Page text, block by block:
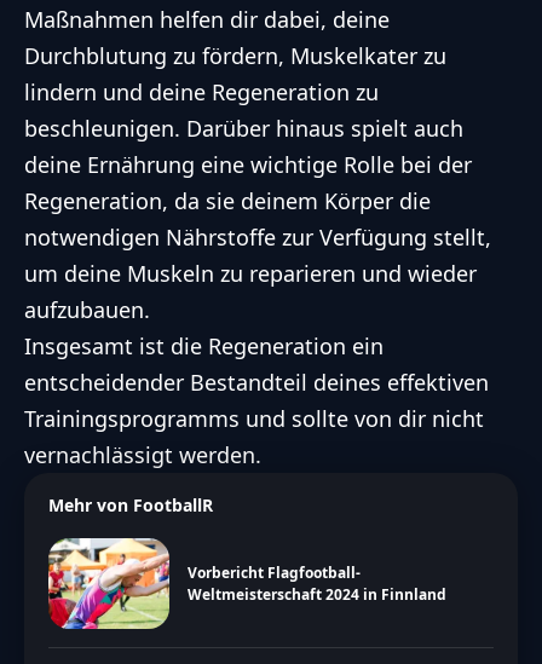
Maßnahmen helfen dir dabei, deine
Durchblutung zu fördern, Muskelkater zu
lindern und deine Regeneration zu
beschleunigen. Darüber hinaus spielt auch
deine Ernährung eine wichtige Rolle bei der
Regeneration, da sie deinem Körper die
notwendigen Nährstoffe zur Verfügung stellt,
um deine Muskeln zu reparieren und wieder
aufzubauen.
Insgesamt ist die Regeneration ein
entscheidender Bestandteil deines effektiven
Trainingsprogramms und sollte von dir nicht
vernachlässigt werden.
Mehr von FootballR
Vorbericht Flagfootball-
Weltmeisterschaft 2024 in Finnland